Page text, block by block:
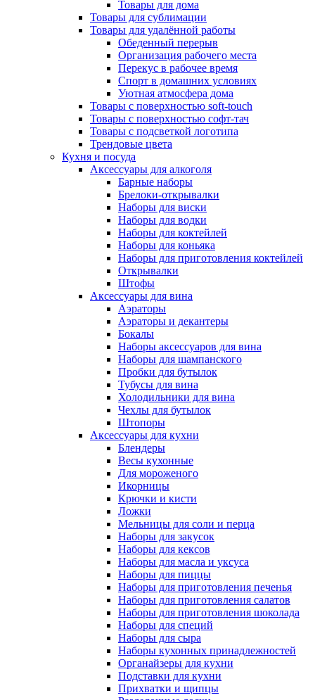
Товары для дома
Товары для сублимации
Товары для удалённой работы
Обеденный перерыв
Организация рабочего места
Перекус в рабочее время
Спорт в домашних условиях
Уютная атмосфера дома
Товары с поверхностью soft-touch
Товары с поверхностью софт-тач
Товары с подсветкой логотипа
Трендовые цвета
Кухня и посуда
Аксессуары для алкоголя
Барные наборы
Брелоки-открывалки
Наборы для виски
Наборы для водки
Наборы для коктейлей
Наборы для коньяка
Наборы для приготовления коктейлей
Открывалки
Штофы
Аксессуары для вина
Аэраторы
Аэраторы и декантеры
Бокалы
Наборы аксессуаров для вина
Наборы для шампанского
Пробки для бутылок
Тубусы для вина
Холодильники для вина
Чехлы для бутылок
Штопоры
Аксессуары для кухни
Блендеры
Весы кухонные
Для мороженого
Икорницы
Крючки и кисти
Ложки
Мельницы для соли и перца
Наборы для закусок
Наборы для кексов
Наборы для масла и уксуса
Наборы для пиццы
Наборы для приготовления печенья
Наборы для приготовления салатов
Наборы для приготовления шоколада
Наборы для специй
Наборы для сыра
Наборы кухонных принадлежностей
Органайзеры для кухни
Подставки для кухни
Прихватки и щипцы